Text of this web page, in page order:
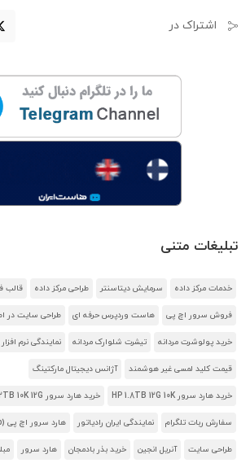
اشتراک در
تبلیغات متنی
خدمات مرکز داده سرمایش دیتاسنتر طراحی مرکز داده قالب
فروش سرور اچ پی هاست وردپرس حرفه ای طراحی سایت در
خرید پولوشرت مردانه تیشرت شلوارک مردانه نمایندگی نرم
قیمت کلید لمسی غیر هوشمند آژانس دیجیتال مارکتینگ
خرید هارد سرور HP 1.8TB 12G 10K خرید هارد سرور HP 1.2TB 10K 12G
سفارش ربات تلگرام نمایندگی ایران رادیاتور هارد سرور اچ پی (hp)
طراحی سایت آنریل انجین خرید بذر بادمجان هارد سرور